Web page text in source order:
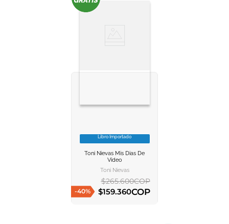
VER INFORMACION
AGREGAR AL
Libro Importado
Toni Nievas Mis Dias De
Video
Toni Nievas
-40%
$265.600COP
$159.360COP